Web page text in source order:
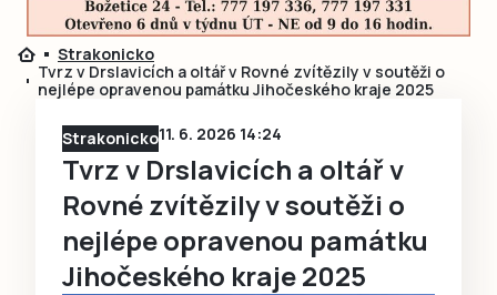
Strakonicko
Tvrz v Drslavicích a oltář v Rovné zvítězily v soutěži o
nejlépe opravenou památku Jihočeského kraje 2025
Strakonicko11. 6. 2026 14:24
Tvrz v Drslavicích a oltář v
Rovné zvítězily v soutěži o
nejlépe opravenou památku
Jihočeského kraje 2025